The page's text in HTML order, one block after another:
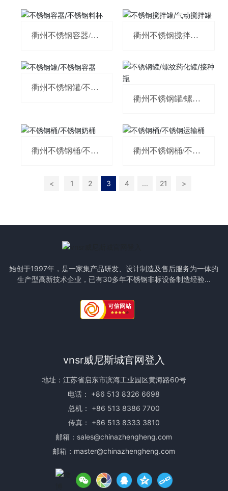
衢州不锈钢容器/不
衢州不锈钢搅拌罐/
衢州不锈钢罐/不锈
衢州不锈钢罐/螺纹
衢州不锈钢桶/不锈
衢州不锈钢桶/不锈
< 1 2 3 4 ... 21 >
始创于1997年，是一家集产品研发、设计制造及售后服务为一体的
生产型高新技术企业，已有30多年不锈钢非标设备制造经验...
vnsr威尼斯城官网登入
地址：江苏省启东市滨海工业园区黄海路60号
电话： +86 513 8326 6698
总机： +86 513 8386 7700
传真： +86 513 8333 3810
邮箱： sales@chinazhengheng.com
邮箱： master@chinazhengheng.com